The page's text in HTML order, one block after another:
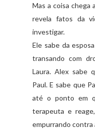
Mas a coisa chega
revela fatos da
investigar.
Ele sabe da
transando com
Laura. Alex sabe
Paul. E sabe que
até o ponto em
terapeuta e
empurrando contra